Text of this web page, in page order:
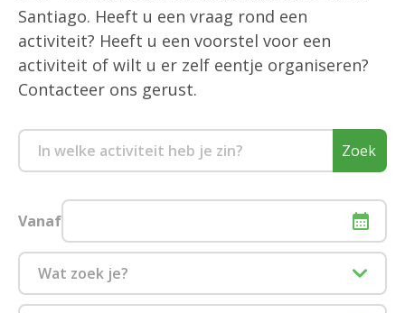
Santiago. Heeft u een vraag rond een
activiteit? Heeft u een voorstel voor een
activiteit of wilt u er zelf eentje organiseren?
Contacteer ons gerust.
Zoek
Vanaf
Wat zoek je?